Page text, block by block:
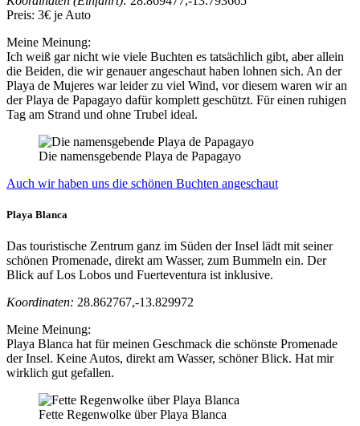
Preis: 3€ je Auto
Meine Meinung:
Ich weiß gar nicht wie viele Buchten es tatsächlich gibt, aber allein
die Beiden, die wir genauer angeschaut haben lohnen sich. An der
Playa de Mujeres war leider zu viel Wind, vor diesem waren wir an
der Playa de Papagayo dafür komplett geschützt. Für einen ruhigen
Tag am Strand und ohne Trubel ideal.
Die namensgebende Playa de Papagayo
Auch wir haben uns die schönen Buchten angeschaut
Playa Blanca
Das touristische Zentrum ganz im Süden der Insel lädt mit seiner
schönen Promenade, direkt am Wasser, zum Bummeln ein. Der
Blick auf Los Lobos und Fuerteventura ist inklusive.
Koordinaten: 28.862767,-13.829972
Meine Meinung:
Playa Blanca hat für meinen Geschmack die schönste Promenade
der Insel. Keine Autos, direkt am Wasser, schöner Blick. Hat mir
wirklich gut gefallen.
Fette Regenwolke über Playa Blanca